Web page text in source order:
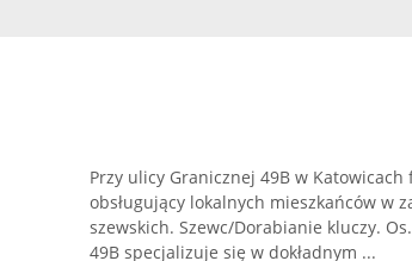
Przy ulicy Granicznej 49B w
obsługujący lokalnych mieszkańców w
szewskich. Szewc/Dorabianie kluczy.
49B specjalizuje się w dokładnym ...